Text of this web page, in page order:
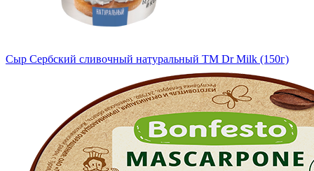
Сыр Сербский сливочный натуральный TM Dr Milk (150г)